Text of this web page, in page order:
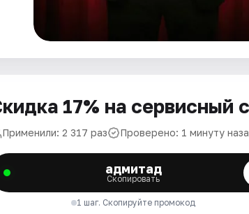
17% на сервисный
Применили: 2 317 раз Проверено: 1 минуту
адмитад
Скопировать
1 шаг. Скопируйте промокод